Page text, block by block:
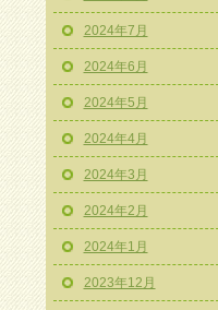
2024年7月
2024年6月
2024年5月
2024年4月
2024年3月
2024年2月
2024年1月
2023年12月